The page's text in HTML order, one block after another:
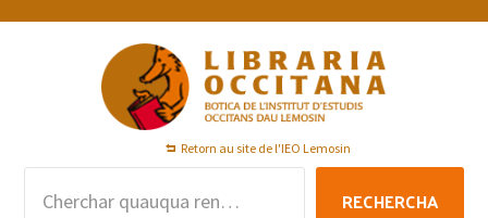
Skip
Skip
Skip
Retorn au site de l'IEO Lemosin
RECHERCHA